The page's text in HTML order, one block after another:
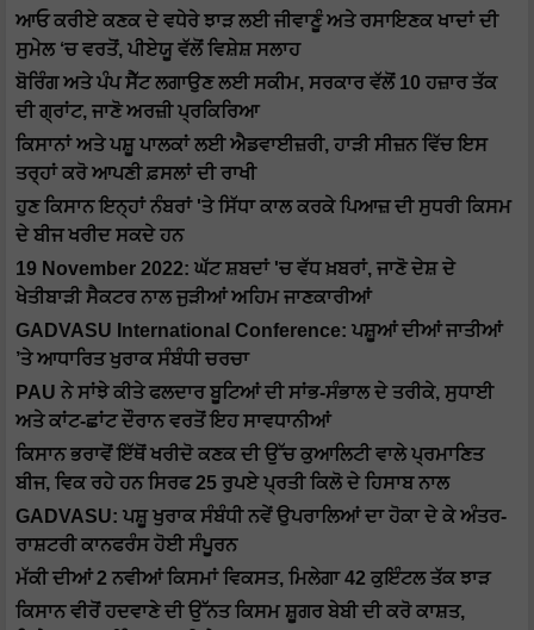
ਆਓ ਕਰੀਏ ਕਣਕ ਦੇ ਵਧੇਰੇ ਝਾੜ ਲਈ ਜੀਵਾਣੂੰ ਅਤੇ ਰਸਾਇਣਕ ਖਾਦਾਂ ਦੀ
ਸੁਮੇਲ ‘ਚ ਵਰਤੋਂ, ਪੀਏਯੂ ਵੱਲੋਂ ਵਿਸ਼ੇਸ਼ ਸਲਾਹ
ਬੋਰਿੰਗ ਅਤੇ ਪੰਪ ਸੈੱਟ ਲਗਾਉਣ ਲਈ ਸਕੀਮ, ਸਰਕਾਰ ਵੱਲੋਂ 10 ਹਜ਼ਾਰ ਤੱਕ
ਦੀ ਗ੍ਰਾਂਟ, ਜਾਣੋ ਅਰਜ਼ੀ ਪ੍ਰਕਿਰਿਆ
ਕਿਸਾਨਾਂ ਅਤੇ ਪਸ਼ੂ ਪਾਲਕਾਂ ਲਈ ਐਡਵਾਈਜ਼ਰੀ, ਹਾੜੀ ਸੀਜ਼ਨ ਵਿੱਚ ਇਸ
ਤਰ੍ਹਾਂ ਕਰੋ ਆਪਣੀ ਫ਼ਸਲਾਂ ਦੀ ਰਾਖੀ
ਹੁਣ ਕਿਸਾਨ ਇਨ੍ਹਾਂ ਨੰਬਰਾਂ 'ਤੇ ਸਿੱਧਾ ਕਾਲ ਕਰਕੇ ਪਿਆਜ਼ ਦੀ ਸੁਧਰੀ ਕਿਸਮ
ਦੇ ਬੀਜ ਖਰੀਦ ਸਕਦੇ ਹਨ
19 November 2022: ਘੱਟ ਸ਼ਬਦਾਂ 'ਚ ਵੱਧ ਖ਼ਬਰਾਂ, ਜਾਣੋ ਦੇਸ਼ ਦੇ
ਖੇਤੀਬਾੜੀ ਸੈਕਟਰ ਨਾਲ ਜੁੜੀਆਂ ਅਹਿਮ ਜਾਣਕਾਰੀਆਂ
GADVASU International Conference: ਪਸ਼ੂਆਂ ਦੀਆਂ ਜਾਤੀਆਂ
’ਤੇ ਆਧਾਰਿਤ ਖੁਰਾਕ ਸੰਬੰਧੀ ਚਰਚਾ
PAU ਨੇ ਸਾਂਝੇ ਕੀਤੇ ਫਲਦਾਰ ਬੂਟਿਆਂ ਦੀ ਸਾਂਭ-ਸੰਭਾਲ ਦੇ ਤਰੀਕੇ, ਸੁਧਾਈ
ਅਤੇ ਕਾਂਟ-ਛਾਂਟ ਦੌਰਾਨ ਵਰਤੋਂ ਇਹ ਸਾਵਧਾਨੀਆਂ
ਕਿਸਾਨ ਭਰਾਵੋਂ ਇੱਥੋਂ ਖਰੀਦੋ ਕਣਕ ਦੀ ਉੱਚ ਕੁਆਲਿਟੀ ਵਾਲੇ ਪ੍ਰਮਾਣਿਤ
ਬੀਜ, ਵਿਕ ਰਹੇ ਹਨ ਸਿਰਫ 25 ਰੁਪਏ ਪ੍ਰਤੀ ਕਿਲੋ ਦੇ ਹਿਸਾਬ ਨਾਲ
GADVASU: ਪਸ਼ੂ ਖੁਰਾਕ ਸੰਬੰਧੀ ਨਵੇਂ ਉਪਰਾਲਿਆਂ ਦਾ ਹੋਕਾ ਦੇ ਕੇ ਅੰਤਰ-
ਰਾਸ਼ਟਰੀ ਕਾਨਫਰੰਸ ਹੋਈ ਸੰਪੂਰਨ
ਮੱਕੀ ਦੀਆਂ 2 ਨਵੀਆਂ ਕਿਸਮਾਂ ਵਿਕਸਤ, ਮਿਲੇਗਾ 42 ਕੁਇੰਟਲ ਤੱਕ ਝਾੜ
ਕਿਸਾਨ ਵੀਰੋਂ ਹਦਵਾਣੇ ਦੀ ਉੱਨਤ ਕਿਸਮ ਸ਼ੂਗਰ ਬੇਬੀ ਦੀ ਕਰੋ ਕਾਸ਼ਤ,